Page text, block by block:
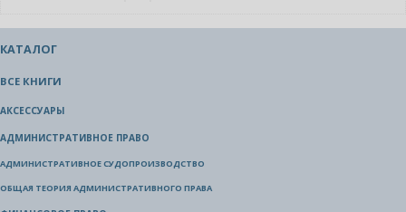
КАТАЛОГ
ВСЕ КНИГИ
АКСЕССУАРЫ
АДМИНИСТРАТИВНОЕ ПРАВО
АДМИНИСТРАТИВНОЕ СУДОПРОИЗВОДСТВО
ОБЩАЯ ТЕОРИЯ АДМИНИСТРАТИВНОГО ПРАВА